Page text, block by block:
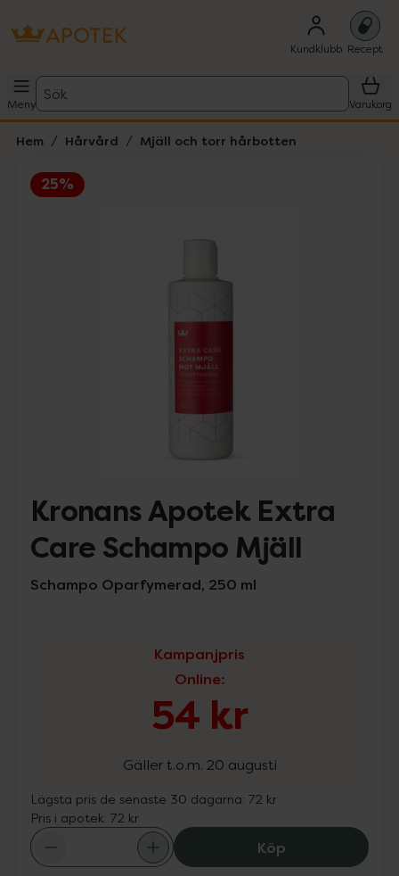
Kundklubb Recept
Meny
Sök
Varukorg
Hem Hårvård Mjäll och torr hårbotten
25%
Kronans Apotek Extra
Care Schampo Mjäll
Schampo Oparfymerad, 250 ml
Kampanjpris
Online:
54 kr
Gäller t.o.m. 20 augusti
Lägsta pris de senaste 30 dagarna: 72 kr
Pris i apotek: 72 kr
KöpKronans